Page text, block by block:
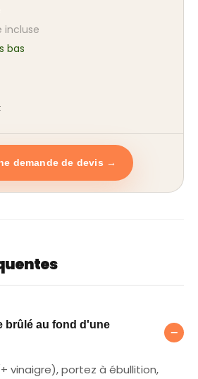
incluse
bas
demande de devis →
le brûlé au fond d'une
brûlé au fond d'une
−
vinaigre), portez à ébullition,